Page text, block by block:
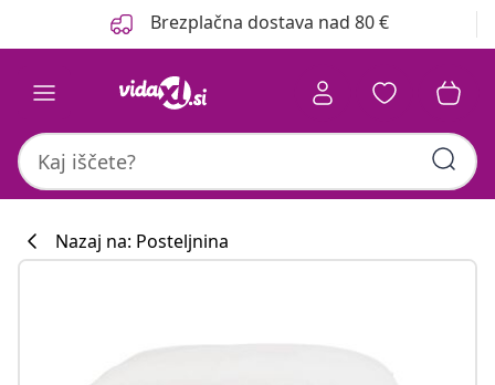
Brezplačna dostava nad 80 €
Nazaj na: Posteljnina